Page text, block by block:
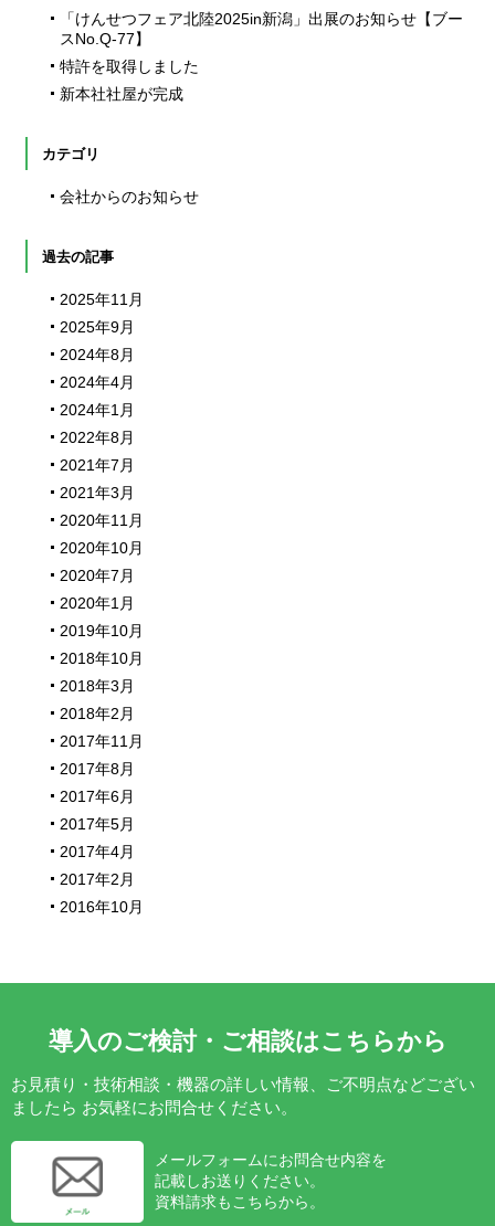
「けんせつフェア北陸2025in新潟」出展のお知らせ【ブー
スNo.Q-77】
特許を取得しました
新本社社屋が完成
カテゴリ
会社からのお知らせ
過去の記事
2025年11月
2025年9月
2024年8月
2024年4月
2024年1月
2022年8月
2021年7月
2021年3月
2020年11月
2020年10月
2020年7月
2020年1月
2019年10月
2018年10月
2018年3月
2018年2月
2017年11月
2017年8月
2017年6月
2017年5月
2017年4月
2017年2月
2016年10月
導入のご検討・ご相談はこちらから
お見積り・技術相談・機器の詳しい情報、ご不明点などござい
ましたら お気軽にお問合せください。
メールフォームにお問合せ内容を
記載しお送りください。
資料請求もこちらから。